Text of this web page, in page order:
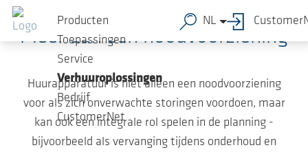
Ga naar de hoofdinhoud
Producten
Toepassingen
Service
Verhuuroplossingen
Bedrijf
CustomerNet
NL
Meer dan een noodvoorziening
Huurapparatuur is niet alleen een noodvoorziening
voor als zich onverwachte storingen voordoen, maar
kan ook een integrale rol spelen in de planning -
bijvoorbeeld als vervanging tijdens onderhoud en